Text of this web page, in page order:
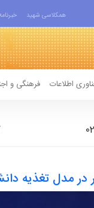
همکلاسی شهید
اطلاعات فرهنگی و
در مدل تغذیه